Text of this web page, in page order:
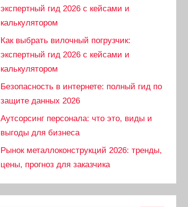
экспертный гид 2026 с кейсами и
калькулятором
Как выбрать вилочный погрузчик:
экспертный гид 2026 с кейсами и
калькулятором
Безопасность в интернете: полный гид по
защите данных 2026
Аутсорсинг персонала: что это, виды и
выгоды для бизнеса
Рынок металлоконструкций 2026: тренды,
цены, прогноз для заказчика